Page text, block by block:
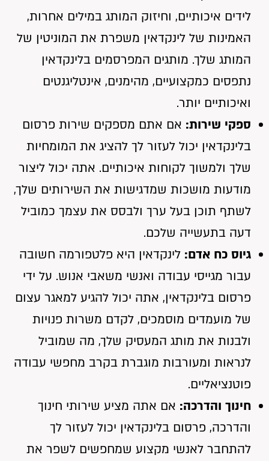
לידים איכותיים, וחיזוק המותג במילים אחרות,
האמינות של לינקדאין משפרת את המוניטין של
המותג שלך. מותגים המפרסמים בלינקדאין
נתפסים כמקצועיים, מהימנים, אינטליגנטים
ואיכותיים יותר.
ספקי שירות: אם אתם מספקים שירות פרסום
בלינקדאין יכול לעזור לך להציג את המומחיות
שלך ולמשוך לקוחות איכותיים. אתה יכול ליצור
מודעות מושכות שמדגישות את השירותים שלך,
לשתף תוכן בעל ערך ולבסס את עצמך כמוביל
דעה בתעשייה שלכם.
גיוס כח אדם: לינקדאין היא פלטפורמה חשובה
עבור מגייסי עבודה ואנשי משאבי אנוש. על ידי
פרסום בלינקדאין, אתה יכול להגיע למאגר עצום
של מועמדים מוסמכים, לקדם משרות פנויות
ולבנות את מותג המעסיק שלך, מה שמוביל
לנראות ומעורבות מוגברת בקרב מחפשי עבודה
פוטנציאליים.
חינוך והדרכה: אם אתה מציע שירותי חינוך
והדרכה, פרסום בלינקדאין יכול לעזור לך
להתחבר לאנשי מקצוע שמחפשים לשפר את